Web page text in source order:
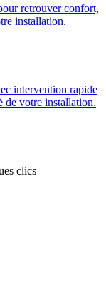
retrouver confort,
installation.
intervention rapide
de votre installation.
clics